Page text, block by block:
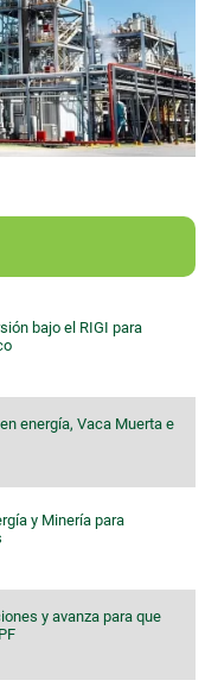
bajo el RIGI para
energía, Vaca Muerta e
y Minería para
y avanza para que